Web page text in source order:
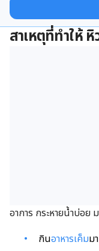
สาเหตุที่ทำให้
อาการ กระหายน้ำบ่อย
กินอาหารเค็มม